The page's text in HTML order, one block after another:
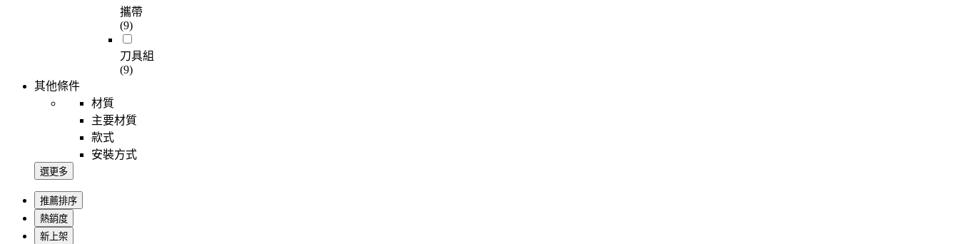
攜帶
(9)
刀具組
(9)
其他條件
材質
主要材質
款式
安裝方式
選更多
推薦排序
熱銷度
新上架